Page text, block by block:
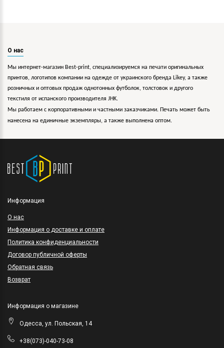
О нас
Мы интернет-магазин Best-print, специализируемся на печати оригинальных
принтов, логотипов компании на одежде от украинского бренда Likey, а также
розничных и оптовых продаж однотонных футболок, толстовок и другого
текстиля от испанского производителя JHK.
Мы работаем с корпоративными и частными заказчиками. Печать может быть
нанесена на единичные экземпляры, а также выполнена оптом.
Информация
O нас
Информация о доставке и оплате
Политика конфиденциальности
Договор публичной оферты
Обратная связь
Возврат
Информация о магазине
Одесса, ул. Польская, 14
+38(073)-040-73-08